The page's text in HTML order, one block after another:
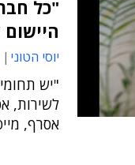
"כל
יוסי הטוני
"יש
לשירות,
אסרף,